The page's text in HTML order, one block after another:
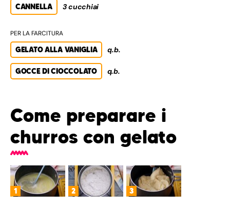
CANNELLA 3 cucchiai
PER LA FARCITURA
GELATO ALLA VANIGLIA q.b.
GOCCE DI CIOCCOLATO q.b.
Come preparare i
churros con gelato
1 2 3